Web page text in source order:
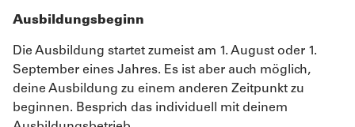
Ausbildungsbeginn
Die Ausbildung startet zumeist am 1. August oder 1.
September eines Jahres. Es ist aber auch möglich,
deine Ausbildung zu einem anderen Zeitpunkt zu
beginnen. Besprich das individuell mit deinem